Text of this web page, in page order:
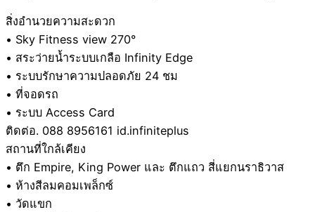
สิ่งอำนวยความสะดวก
• Sky Fitness view 270°
• สระว่ายน้ำระบบเกลือ Infinity Edge
• ระบบรักษาความปลอดภัย 24 ชม
• ที่จอดรถ
• ระบบ Access Card
ติดต่อ. 088 8956161 id.infiniteplus
สถานที่ใกล้เคียง
• ตึก Empire, King Power และ ตึกแถว สี่แยกนราธิวาส
• ห้างสีลมคอมเพล็กซ์
• วัดแขก